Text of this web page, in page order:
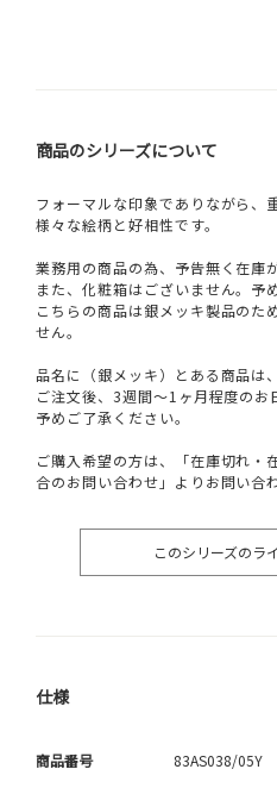
商品のシリーズについて
フォーマルな印象でありながら、
様々な絵柄と好相性です。
業務用の商品の為、予告無く在庫
また、化粧箱はございません。予
こちらの商品は銀メッキ製品のた
せん。
品名に（銀メッキ）とある商品は
ご注文後、3週間～1ヶ月程度のお
予めご了承ください。
ご購入希望の方は、「在庫切れ・
合のお問い合わせ」よりお問い合
このシリーズのラ
仕様
商品番号 83AS038/05Y